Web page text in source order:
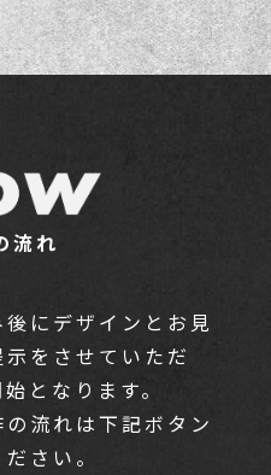
流れ
にデザインとお見
をさせていただ
となります。
流れは下記ボタン
さい。